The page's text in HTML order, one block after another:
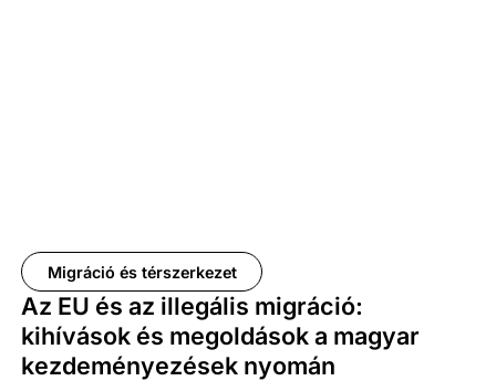
Migráció és térszerkezet
Az EU és az illegális migráció:
kihívások és megoldások a magyar
kezdeményezések nyomán